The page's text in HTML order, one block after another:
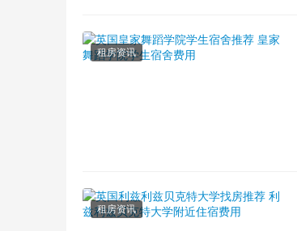
租房资讯
租房资讯